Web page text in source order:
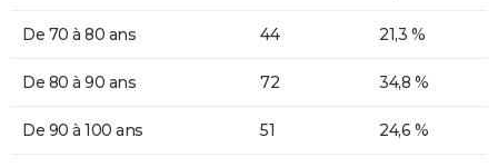
De 70 à 80 ans 44 21,3 %
De 80 à 90 ans 72 34,8 %
De 90 à 100 ans 51 24,6 %